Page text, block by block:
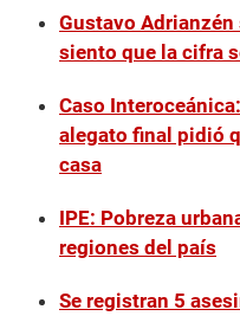
Gustavo
siento que la cifra
Caso
alegato final pidió
casa
IPE: Pobreza
regiones del país
Se registran 5